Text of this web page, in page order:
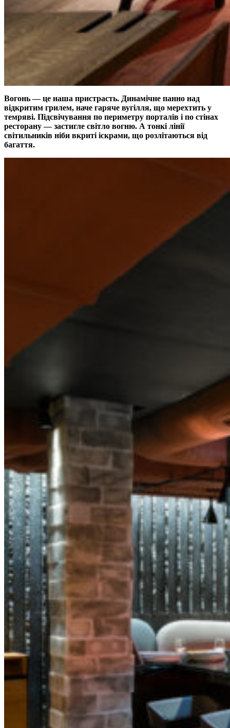
Вогонь — це наша пристрасть. Динамічне панно над
відкритим грилем, наче гаряче вугілля, що мерехтить у
темряві. Підсвічування по периметру порталів і по стінах
ресторану — застигле світло вогню. А тонкі лінії
світильників ніби вкриті іскрами, що розлітаються від
багаття.